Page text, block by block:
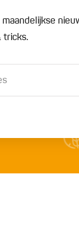
maandelijkse
tricks.